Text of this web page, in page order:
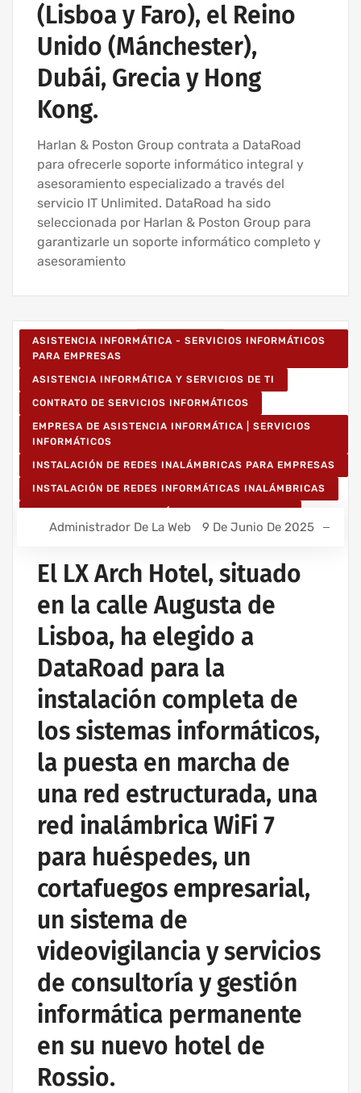
(Lisboa y Faro), el Reino
Unido (Mánchester),
Dubái, Grecia y Hong
Kong.
Harlan & Poston Group contrata a DataRoad
para ofrecerle soporte informático integral y
asesoramiento especializado a través del
servicio IT Unlimited. DataRoad ha sido
seleccionada por Harlan & Poston Group para
garantizarle un soporte informático completo y
asesoramiento
ASISTENCIA INFORMÁTICA - SERVICIOS INFORMÁTICOS
PARA EMPRESAS
ASISTENCIA INFORMÁTICA Y SERVICIOS DE TI
CONTRATO DE SERVICIOS INFORMÁTICOS
EMPRESA DE ASISTENCIA INFORMÁTICA | SERVICIOS
INFORMÁTICOS
INSTALACIÓN DE REDES INALÁMBRICAS PARA EMPRESAS
INSTALACIÓN DE REDES INFORMÁTICAS INALÁMBRICAS
RED INFORMÁTICA ESTRUCTURADA
Administrador De La Web 9 De Junio De 2025
El LX Arch Hotel, situado
en la calle Augusta de
Lisboa, ha elegido a
DataRoad para la
instalación completa de
los sistemas informáticos,
la puesta en marcha de
una red estructurada, una
red inalámbrica WiFi 7
para huéspedes, un
cortafuegos empresarial,
un sistema de
videovigilancia y servicios
de consultoría y gestión
informática permanente
en su nuevo hotel de
Rossio.